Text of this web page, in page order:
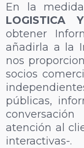
En la
LOGISTICA
obtener
añadirla a la
nos
socios
públicas,
atención al
interactivas-.